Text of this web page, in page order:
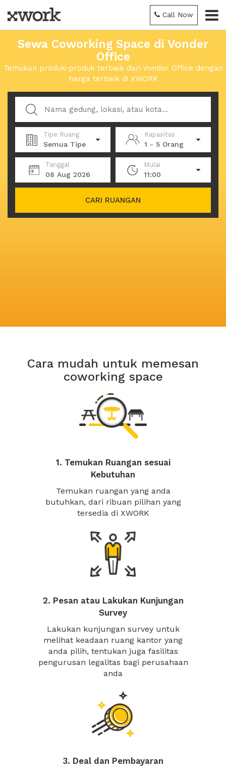
Call Now
Sewa Coworking Space di Vonder
Office
Temukan produk-produk terbaik dari Vonder Office dengan
harga terbaik di XWORK
Tipe Ruang
Semua Tipe
Kapasitas
1 - 5 Orang
Tanggal
08 Aug 2026
Mulai
11:00
CARI RUANGAN
Cara mudah untuk memesan
coworking space
1. Temukan Ruangan sesuai
Kebutuhan
Temukan ruangan yang anda
butuhkan, dari ribuan pilihan yang
tersedia di XWORK
2. Pesan atau Lakukan Kunjungan
Survey
Lakukan kunjungan survey untuk
melihat keadaan ruang kantor yang
anda pilih, tentukan juga fasilitas
pengurusan legalitas bagi perusahaan
anda
3. Deal dan Pembayaran